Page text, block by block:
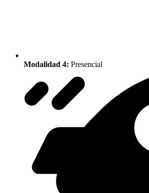
Modalidad 4: Presencial